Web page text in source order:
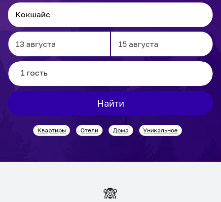
Navigate
forward
to
interact
with
calendar
Navigate
to
interact
with
calendar
Press
Найти
Квартиры Отели Дома Уникальное
🙈